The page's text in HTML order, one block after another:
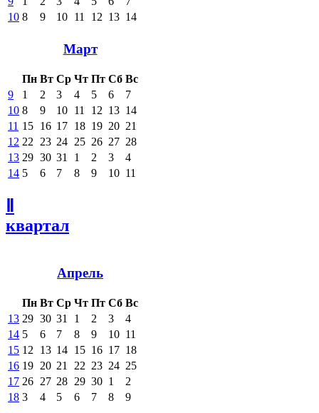
10 8 9 10 11 12 13 14
Март
Пн Вт Ср Чт Пт Сб Вс
9
1 2 3 4 5 6
7
10 8 9 10 11 12 13 14
11 15 16 17 18 19 20 21
12 22 23 24 25 26 27 28
13 29 30 31 1 2 3
4
14 5 6 7 8 9 10 11
квартал
Апрель
Пн Вт Ср Чт Пт Сб Вс
13 29 30 31 1 2 3
4
14 5 6 7 8 9 10 11
15 12 13 14 15 16 17 18
16 19 20 21 22 23 24 25
17 26 27 28 29 30 1
2
18 3 4 5 6 7 8 9